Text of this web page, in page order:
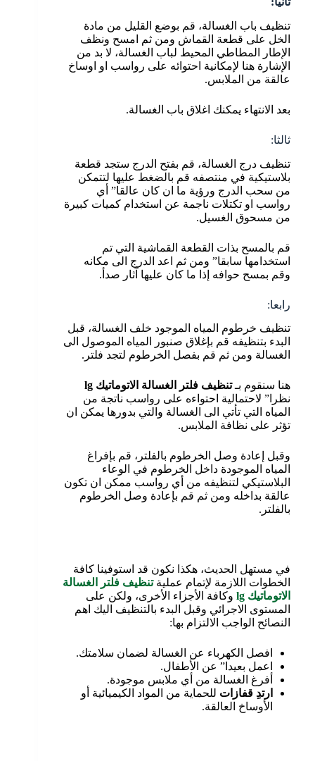
تنظيف باب الغسالة، قم بوضع القليل من مادة
الخل على قطعة القماش ومن ثم امسح ونظف
الإطار المطاطي المحيط لباب الغسالة، لا بد من
الإشارة هنا لإمكانية احتوائه على رواسب او اوساخ
عالقة من الملابس.
بعد الانتهاء يمكنك اغلاق باب الغسالة.
ثالثا:
تنظيف درج الغسالة، قم بفتح الدرج ستجد قطعة
بلاستيكية في منتصفه قم بالضغط عليها لتتمكن
من سحب الدرج ورؤية ما ان كان عالقا” أي
رواسب او تكتلات ناجمة عن استخدام كميات كبيرة
من مسحوق الغسيل.
قم بالمسح بذات القطعة القماشية التي تم
استخدامها سابقا” ومن ثم اعد الدرج الى مكانه
وقم بمسح حوافه إذا ما كان عليها آثار صدأ.
رابعا:
تنظيف خرطوم المياه الموجود خلف الغسالة، قبل
البدء بتنظيفه قم بإغلاق صنبور المياه الموصول الى
الغسالة ومن ثم قم بفصل الخرطوم لتجد فلتر.
هنا سنقوم بـتنظيف فلتر الغسالة الاتوماتيك lg
نظرا” لاحتمالية احتواءه على رواسب ناتجة من
المياه التي تأتي الى الغسالة والتي بدورها يمكن ان
تؤثر على نظافة الملابس.
وقبل إعادة وصل الخرطوم بالفلتر، قم بإفراغ
المياه الموجودة داخل الخرطوم في الوعاء
البلاستيكي لتنظيفه من أي رواسب ممكن ان تكون
عالقة بداخله ومن ثم قم بإعادة وصل الخرطوم
بالفلتر.
في مستهل الحديث، هكذا نكون قد استوفينا كافة
الخطوات اللازمة لإتمام عمليةتنظيف فلتر الغسالة
الاتوماتيك lg وكافة الأجزاء الأخرى، ولكن على
المستوى الاجرائي وقبل البدء بالتنظيف اليك اهم
النصائح الواجب الالتزام بها:
افصل الكهرباء عن الغسالة لضمان سلامتك.
اعمل بعيدا” عن الأطفال.
أفرغ الغسالة من أي ملابس موجودة.
ارتدِ قفازات للحماية من المواد الكيميائية أو
الأوساخ العالقة.